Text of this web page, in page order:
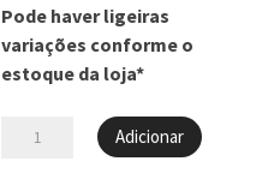
Pode haver ligeiras
variações conforme o
estoque da loja*
Quantidade
Adicionar